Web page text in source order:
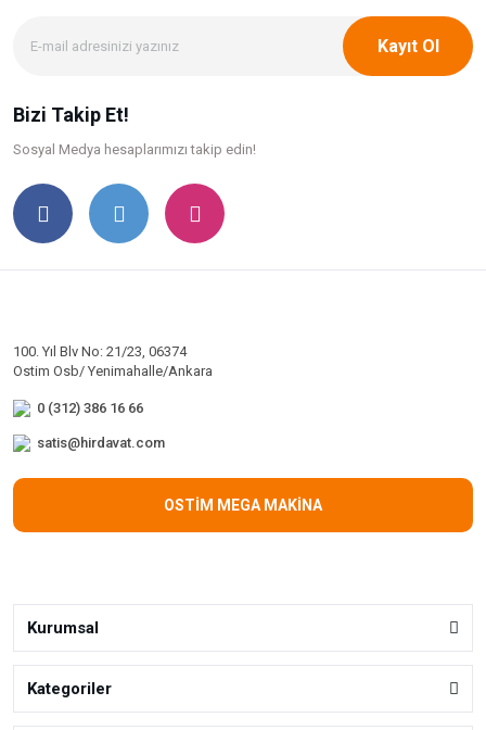
Kayıt Ol
Bizi Takip Et!
Sosyal Medya hesaplarımızı takip edin!
100. Yıl Blv No: 21/23, 06374
Ostim Osb/ Yenimahalle/Ankara
0 (312) 386 16 66
satis@hirdavat.com
OSTİM MEGA MAKİNA
Kurumsal
Kategoriler